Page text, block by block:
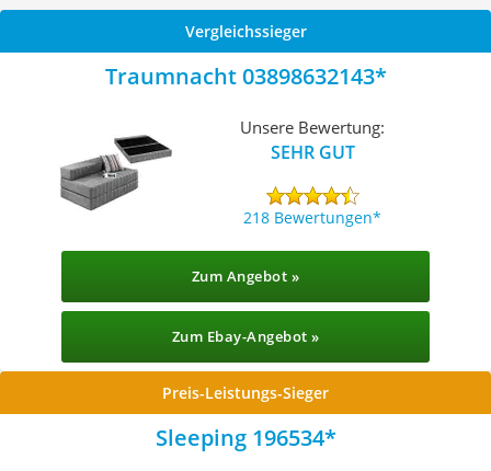
Vergleichssieger
Traumnacht 03898632143
Unsere Bewertung:
SEHR GUT
218 Bewertungen
Zum Angebot »
Zum Ebay-Angebot »
Preis-Leistungs-Sieger
Sleeping 196534